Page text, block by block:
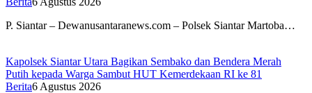
P. Siantar – Dewanusantaranews.com – Polsek Siantar Martoba…
Kapolsek Siantar Utara Bagikan Sembako dan Bendera Merah
Putih kepada Warga Sambut HUT Kemerdekaan RI ke 81
Berita6 Agustus 2026